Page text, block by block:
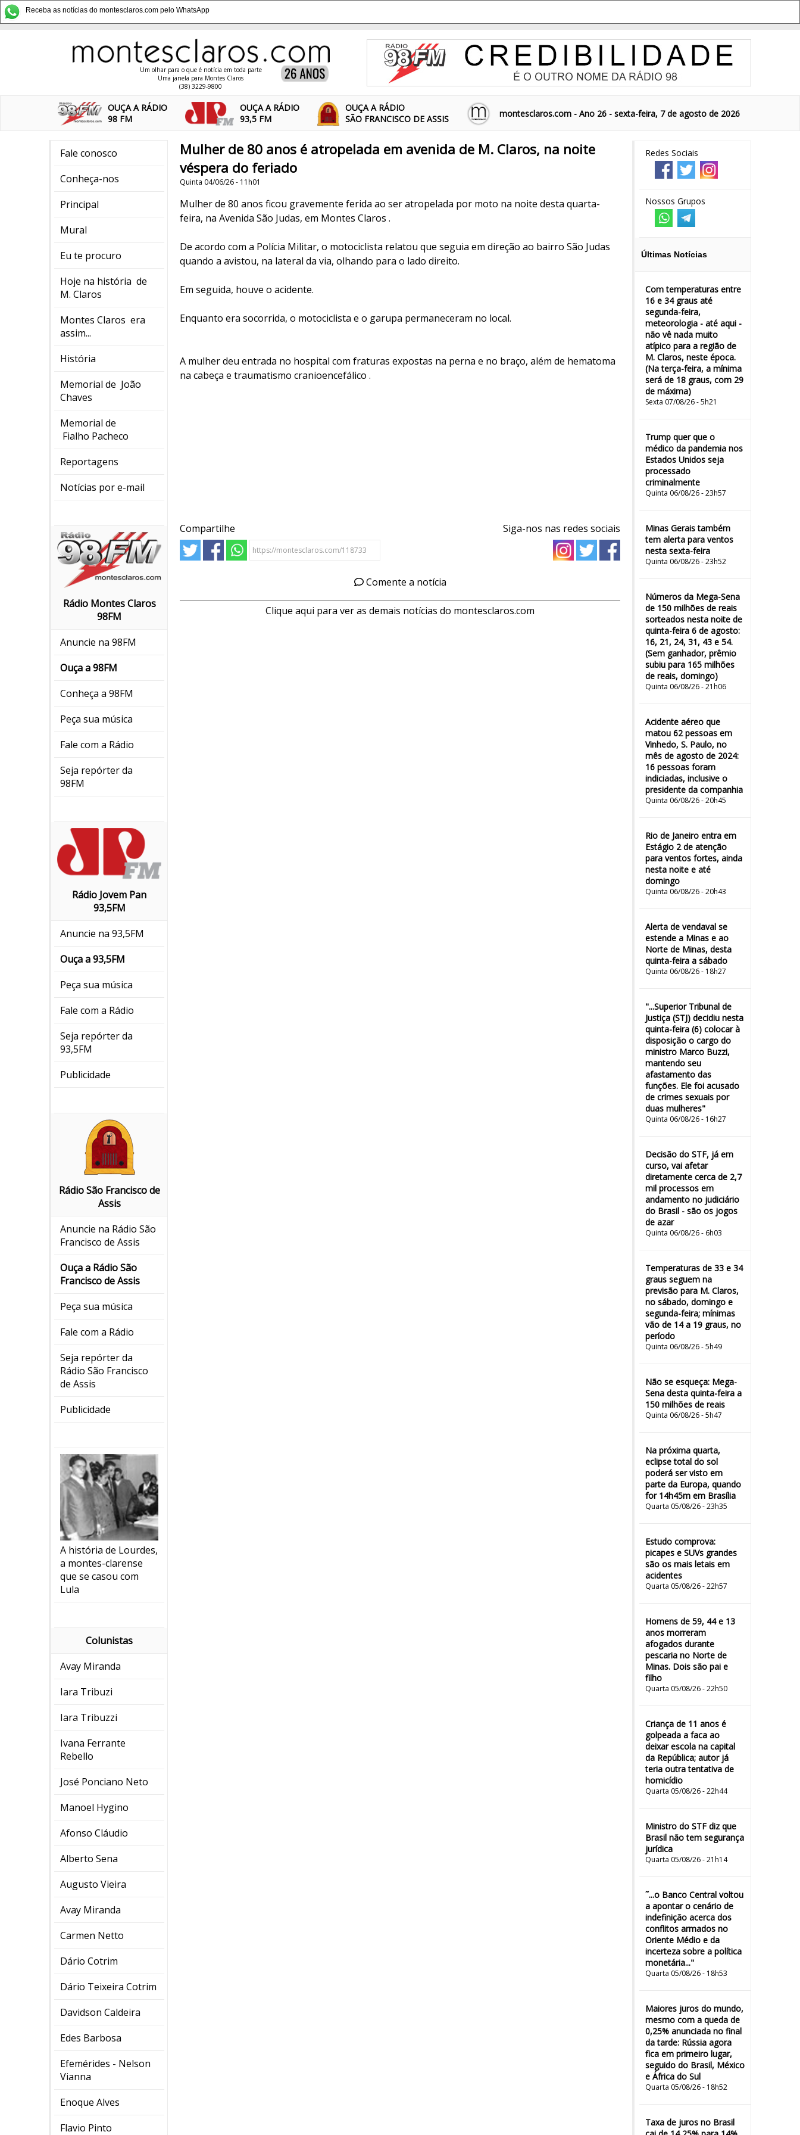
Receba as notícias do montesclaros.com pelo WhatsApp
Um olhar para o que é notícia em toda parte
Uma janela para Montes Claros
(38) 3229-9800
OUÇA A RÁDIO
98 FM
OUÇA A RÁDIO
93,5 FM
OUÇA A RÁDIO
SÃO FRANCISCO DE ASSIS
montesclaros.com - Ano 26 - sexta-feira, 7 de agosto de 2026
Fale conosco
Conheça-nos
Principal
Mural
Eu te procuro
Hoje na história de
M. Claros
Montes Claros era
assim...
História
Memorial de João
Chaves
Memorial de
Fialho Pacheco
Reportagens
Notícias por e-mail
Rádio Montes Claros
98FM
Anuncie na 98FM
Ouça a 98FM
Conheça a 98FM
Peça sua música
Fale com a Rádio
Seja repórter da
98FM
Rádio Jovem Pan
93,5FM
Anuncie na 93,5FM
Ouça a 93,5FM
Peça sua música
Fale com a Rádio
Seja repórter da
93,5FM
Publicidade
Rádio São Francisco de
Assis
Anuncie na Rádio São
Francisco de Assis
Ouça a Rádio São
Francisco de Assis
Peça sua música
Fale com a Rádio
Seja repórter da
Rádio São Francisco
de Assis
Publicidade
A história de Lourdes,
a montes-clarense
que se casou com
Lula
Colunistas
Avay Miranda
Iara Tribuzi
Iara Tribuzzi
Ivana Ferrante
Rebello
José Ponciano Neto
Manoel Hygino
Afonso Cláudio
Alberto Sena
Augusto Vieira
Avay Miranda
Carmen Netto
Dário Cotrim
Dário Teixeira Cotrim
Davidson Caldeira
Edes Barbosa
Efemérides - Nelson
Vianna
Enoque Alves
Flavio Pinto
Redes Sociais
Nossos Grupos
Últimas Notícias
Com temperaturas entre
16 e 34 graus até
segunda-feira,
meteorologia - até aqui -
não vê nada muito
atípico para a região de
M. Claros, neste época.
(Na terça-feira, a mínima
será de 18 graus, com 29
de máxima)
Sexta 07/08/26 - 5h21
Trump quer que o
médico da pandemia nos
Estados Unidos seja
processado
criminalmente
Quinta 06/08/26 - 23h57
Minas Gerais também
tem alerta para ventos
nesta sexta-feira
Quinta 06/08/26 - 23h52
Números da Mega-Sena
de 150 milhões de reais
sorteados nesta noite de
quinta-feira 6 de agosto:
16, 21, 24, 31, 43 e 54.
(Sem ganhador, prêmio
subiu para 165 milhões
de reais, domingo)
Quinta 06/08/26 - 21h06
Acidente aéreo que
matou 62 pessoas em
Vinhedo, S. Paulo, no
mês de agosto de 2024:
16 pessoas foram
indiciadas, inclusive o
presidente da companhia
Quinta 06/08/26 - 20h45
Rio de Janeiro entra em
Estágio 2 de atenção
para ventos fortes, ainda
nesta noite e até
domingo
Quinta 06/08/26 - 20h43
Alerta de vendaval se
estende a Minas e ao
Norte de Minas, desta
quinta-feira a sábado
Quinta 06/08/26 - 18h27
"...Superior Tribunal de
Justiça (STJ) decidiu nesta
quinta-feira (6) colocar à
disposição o cargo do
ministro Marco Buzzi,
mantendo seu
afastamento das
funções. Ele foi acusado
de crimes sexuais por
duas mulheres"
Quinta 06/08/26 - 16h27
Decisão do STF, já em
curso, vai afetar
diretamente cerca de 2,7
mil processos em
andamento no judiciário
do Brasil - são os jogos
de azar
Quinta 06/08/26 - 6h03
Temperaturas de 33 e 34
graus seguem na
previsão para M. Claros,
no sábado, domingo e
segunda-feira; mínimas
vão de 14 a 19 graus, no
período
Quinta 06/08/26 - 5h49
Não se esqueça: Mega-
Sena desta quinta-feira a
150 milhões de reais
Quinta 06/08/26 - 5h47
Na próxima quarta,
eclipse total do sol
poderá ser visto em
parte da Europa, quando
for 14h45m em Brasília
Quarta 05/08/26 - 23h35
Estudo comprova:
picapes e SUVs grandes
são os mais letais em
acidentes
Quarta 05/08/26 - 22h57
Homens de 59, 44 e 13
anos morreram
afogados durante
pescaria no Norte de
Minas. Dois são pai e
filho
Quarta 05/08/26 - 22h50
Criança de 11 anos é
golpeada a faca ao
deixar escola na capital
da República; autor já
teria outra tentativa de
homicídio
Quarta 05/08/26 - 22h44
Ministro do STF diz que
Brasil não tem segurança
jurídica
Quarta 05/08/26 - 21h14
˜...o Banco Central voltou
a apontar o cenário de
indefinição acerca dos
conflitos armados no
Oriente Médio e da
incerteza sobre a política
monetária..."
Quarta 05/08/26 - 18h53
Maiores juros do mundo,
mesmo com a queda de
0,25% anunciada no final
da tarde: Rússia agora
fica em primeiro lugar,
seguido do Brasil, México
e África do Sul
Quarta 05/08/26 - 18h52
Taxa de juros no Brasil
Mulher de 80 anos é atropelada em avenida de M. Claros, na noite
véspera do feriado
Quinta 04/06/26 - 11h01
Mulher de 80 anos ficou gravemente ferida ao ser atropelada por moto na noite desta quarta-
feira, na Avenida São Judas, em Montes Claros .
De acordo com a Polícia Militar, o motociclista relatou que seguia em direção ao bairro São Judas
quando a avistou, na lateral da via, olhando para o lado direito.
Em seguida, houve o acidente.
Enquanto era socorrida, o motociclista e o garupa permaneceram no local.
A mulher deu entrada no hospital com fraturas expostas na perna e no braço, além de hematoma
na cabeça e traumatismo cranioencefálico .
Compartilhe Siga-nos nas redes sociais
Comente a notícia
Clique aqui para ver as demais notícias do montesclaros.com